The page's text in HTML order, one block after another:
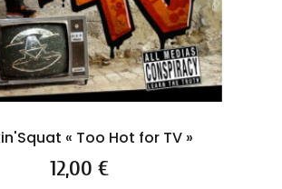
« Too Hot for TV »
Prix
12,00 €